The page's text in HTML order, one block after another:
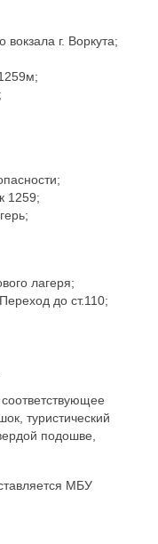
г. Воркута;
1259;
лагеря;
до ст.110;
туристический
подошве,
МБУ